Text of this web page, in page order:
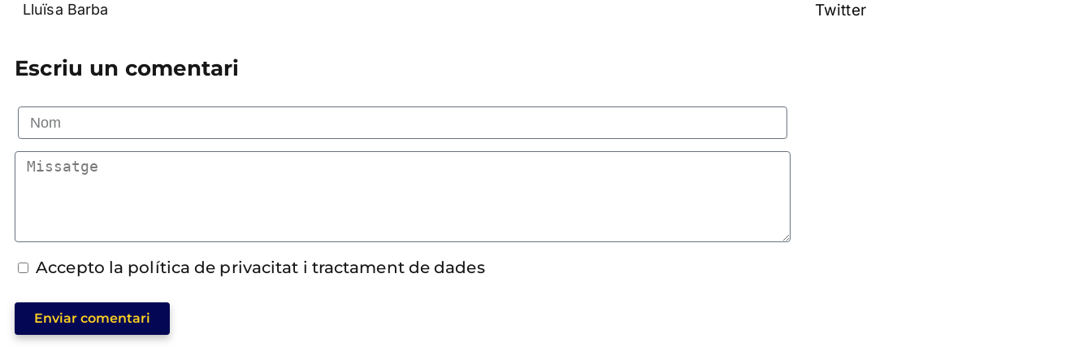
Lluïsa Barba
Escriu un comentari
Accepto la política de privacitat i tractament de dades
Enviar comentari
Twitter